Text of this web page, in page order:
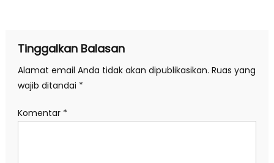
Tinggalkan Balasan
Alamat email Anda tidak akan dipublikasikan. Ruas yang
wajib ditandai *
Komentar *